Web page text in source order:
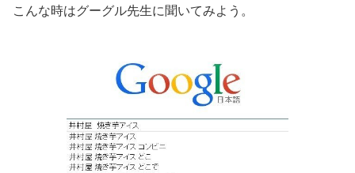
こんな時はグーグル先生に聞いてみよう。